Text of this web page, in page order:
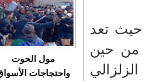
حيث تعد
من حين
قاسية على الهواء
مول الحوت
واحتجاجات